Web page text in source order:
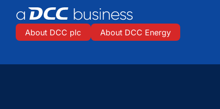
About DCC plc About DCC Energy